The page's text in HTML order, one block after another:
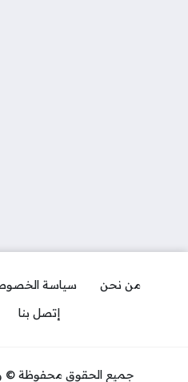
من نحن سياسة
إتصل بنا
جميع الحقوق محفوظة ©